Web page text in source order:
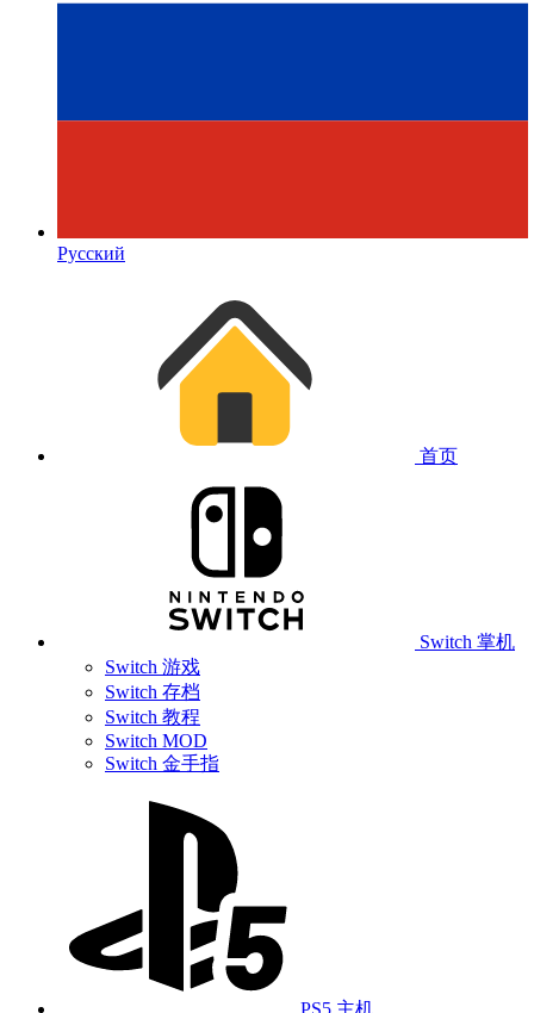
Русский
首页
Switch 掌机
Switch 游戏
Switch 存档
Switch 教程
Switch MOD
Switch 金手指